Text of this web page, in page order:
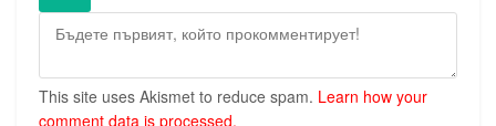
This site uses Akismet to reduce spam. Learn how your
comment data is processed.